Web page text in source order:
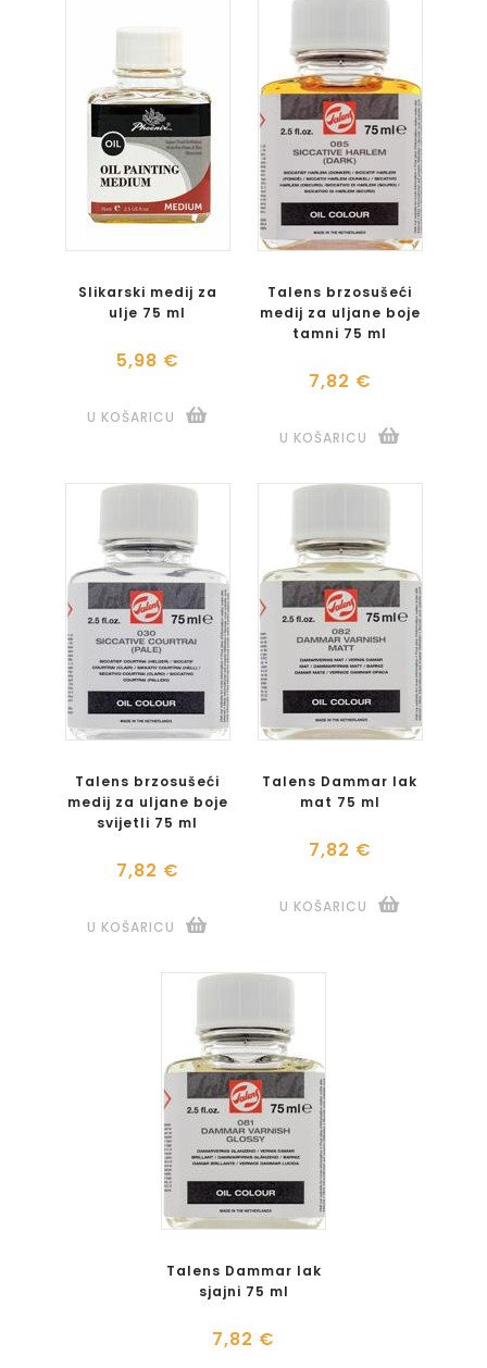
Slikarski medij za
ulje 75 ml
5,98 €
U KOŠARICU
Talens brzosušeći
medij za uljane boje
tamni 75 ml
7,82 €
U KOŠARICU
Talens brzosušeći
medij za uljane boje
svijetli 75 ml
7,82 €
U KOŠARICU
Talens Dammar lak
mat 75 ml
7,82 €
U KOŠARICU
Talens Dammar lak
sjajni 75 ml
7,82 €